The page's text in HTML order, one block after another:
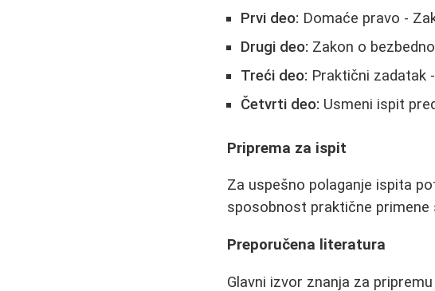
Prvi deo: Domaće pravo -
Drugi deo: Zakon o
Treći deo: Praktični zadatak
Četvrti deo: Usmeni ispit
Priprema za ispit
Za uspešno polaganje ispita
sposobnost praktične primene
Preporučena literatura
Glavni izvor znanja za